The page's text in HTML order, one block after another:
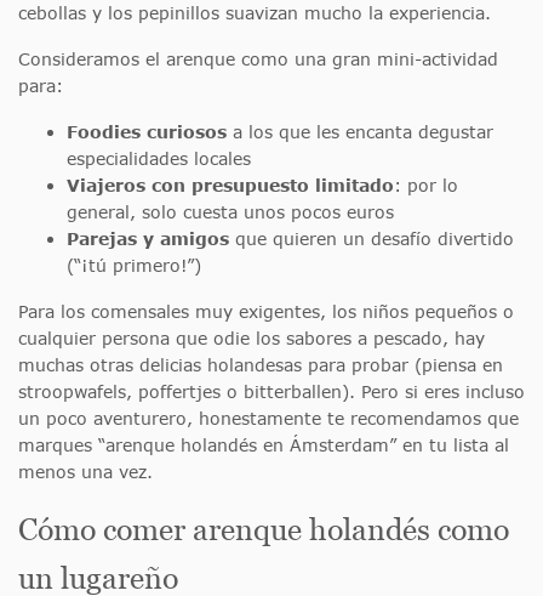
cebollas y los pepinillos suavizan mucho la experiencia.
Consideramos el arenque como una gran mini-actividad
para:
Foodies curiosos a los que les encanta degustar
especialidades locales
Viajeros con presupuesto limitado: por lo
general, solo cuesta unos pocos euros
Parejas y amigos que quieren un desafío divertido
(“¡tú primero!”)
Para los comensales muy exigentes, los niños pequeños o
cualquier persona que odie los sabores a pescado, hay
muchas otras delicias holandesas para probar (piensa en
stroopwafels, poffertjes o bitterballen). Pero si eres incluso
un poco aventurero, honestamente te recomendamos que
marques “arenque holandés en Ámsterdam” en tu lista al
menos una vez.
Cómo comer arenque holandés como
un lugareño